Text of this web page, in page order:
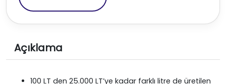
Açıklama
100 LT den 25.000 LT’ye kadar farklı litre de üretilen